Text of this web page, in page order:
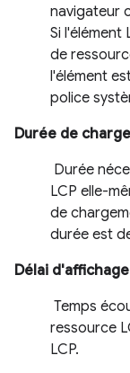
navigateur
Si l'élément
de
l'élément
police
Durée de
Durée
LCP elle-
de
durée est
Délai
Temps
ressource
LCP.